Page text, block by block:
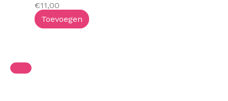
€11,00
Toevoegen